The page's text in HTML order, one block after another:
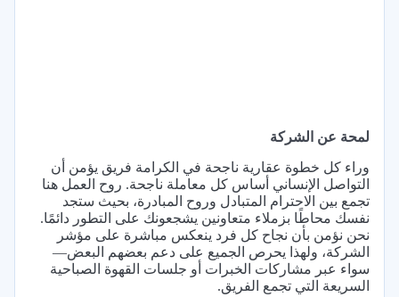
لمحة عن الشركة
وراء كل خطوة عقارية ناجحة في الكرامة فريق يؤمن أن
التواصل الإنساني أساس كل معاملة ناجحة. روح العمل هنا
تجمع بين الاحترام المتبادل وروح المبادرة، بحيث ستجد
نفسك محاطًا بزملاء متعاونين يشجعونك على التطور دائمًا.
نحن نؤمن بأن نجاح كل فرد ينعكس مباشرة على مؤشر
الشركة، ولهذا يحرص الجميع على دعم بعضهم البعض—
سواء عبر مشاركات الخبرات أو جلسات القهوة الصباحية
السريعة التي تجمع الفريق.